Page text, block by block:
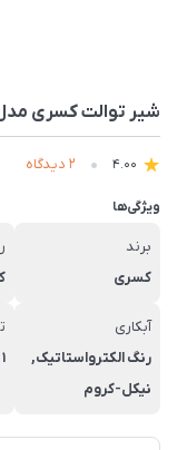
شیر توالت کسری
4.00 2 دیدگاه
ویژگی‌ها
برند
کسری
آبکاری
رنگ الکترواستاتیک,
نیکل-کروم
1 عدد